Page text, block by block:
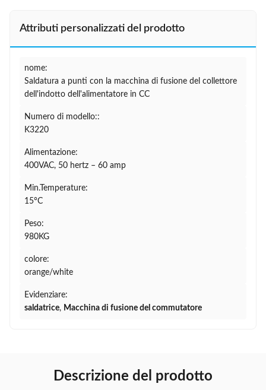
Attributi personalizzati del prodotto
nome:
Saldatura a punti con la macchina di fusione del collettore
dell'indotto dell'alimentatore in CC
Numero di modello::
K3220
Alimentazione:
400VAC, 50 hertz – 60 amp
Min.Temperature:
15°C
Peso:
980KG
colore:
orange/white
Evidenziare:
saldatrice, Macchina di fusione del commutatore
Descrizione del prodotto